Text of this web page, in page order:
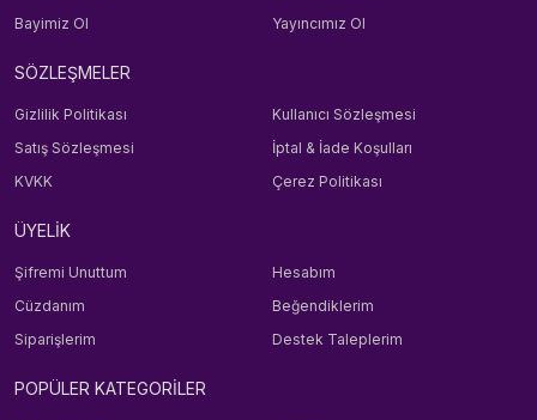
Bayimiz Ol
Yayıncımız Ol
SÖZLEŞMELER
Gizlilik Politikası
Kullanıcı Sözleşmesi
Satış Sözleşmesi
İptal & İade Koşulları
KVKK
Çerez Politikası
ÜYELİK
Şifremi Unuttum
Hesabım
Cüzdanım
Beğendiklerim
Siparişlerim
Destek Taleplerim
POPÜLER KATEGORİLER